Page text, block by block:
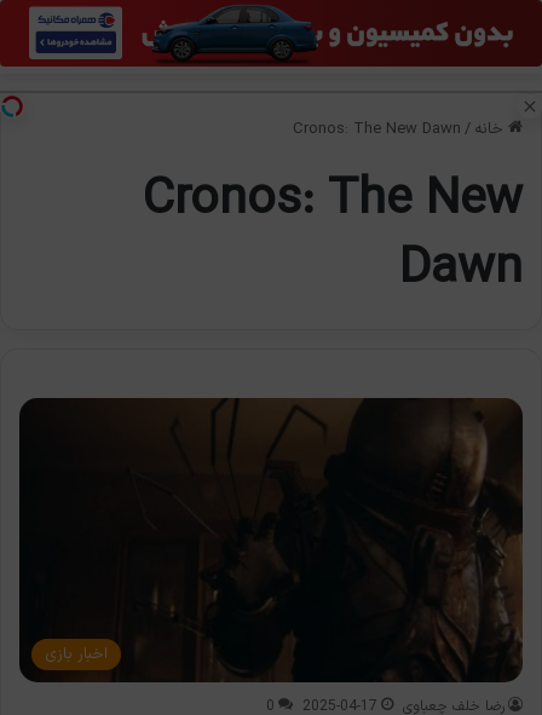
منو
خانه /
Cronos: The New Dawn
Cronos: The New
Dawn
اخبار بازی
رضا خلف چعباوی 2025-04-17
0